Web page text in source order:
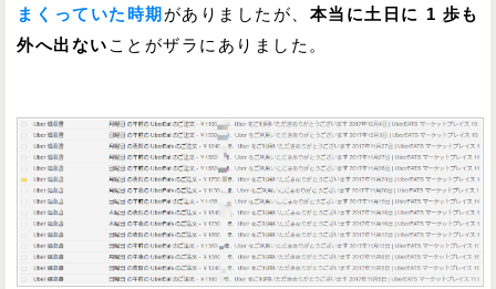
まくっていた時期 がありましたが、 本当に土日に 1 歩も
外へ出ない ことがザラにありました。